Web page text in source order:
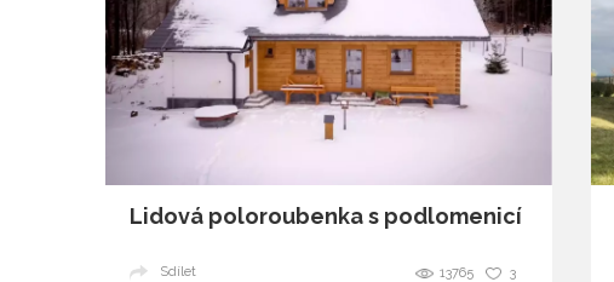
Lidová poloroubenka s podlomenicí
3
13765
Sdílet